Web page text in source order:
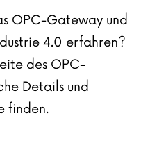
OPC-Gateway und
4.0 erfahren?
des OPC-
Details und
finden.